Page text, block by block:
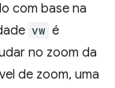
com base na
vw é
no zoom da
de zoom, uma